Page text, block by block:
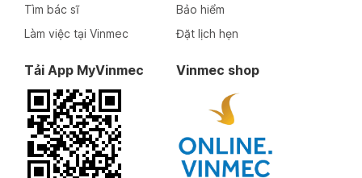
Tìm bác sĩ
Làm việc tại Vinmec
Bảo hiểm
Đặt lịch hẹn
Tải App MyVinmec Vinmec shop